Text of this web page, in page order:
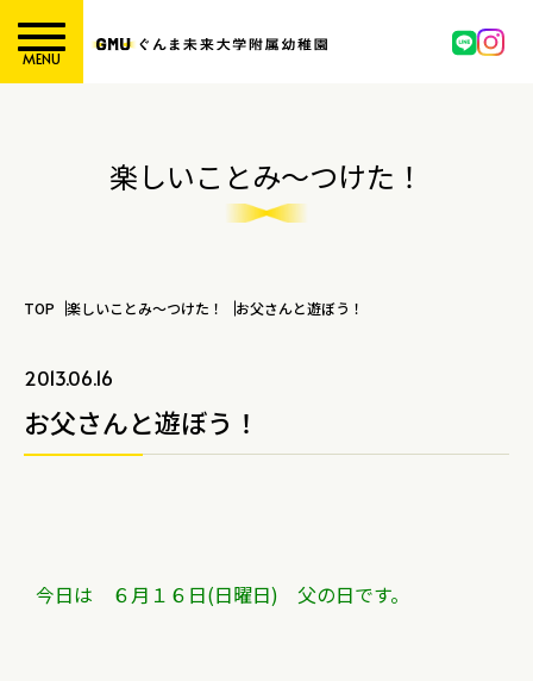
MENU
楽しいことみ～つけた！
TOP 楽しいことみ～つけた！ お父さんと遊ぼう！
2013.06.16
お父さんと遊ぼう！
今日は ６月１６日(日曜日) 父の日です。